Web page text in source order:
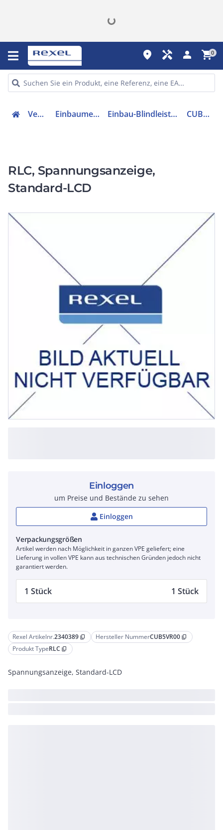
place handyman person shopping_cart0
Verteiler Einbaumessgeräte Einbau-Blindleistungsmesser CUB5VR00
RLC, Spannungsanzeige,
Standard-LCD
Rexel Artikelnr.2340389 content_copy Hersteller NummerCUB5VR00 content_copy
Produkt TypeRLC content_copy
Spannungsanzeige, Standard-LCD
Einloggen
um Preise und Bestände zu sehen
Einloggen
Verpackungsgrößen
Artikel werden nach Möglichkeit in ganzen VPE geliefert; eine
Lieferung in vollen VPE kann aus technischen Gründen jedoch nicht
garantiert werden.
1 Stück 1 Stück